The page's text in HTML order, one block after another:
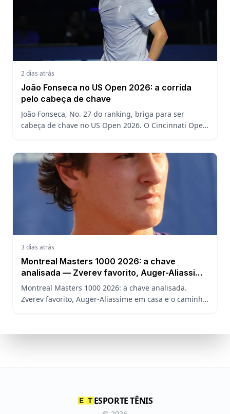
2 dias atrás
João Fonseca no US Open 2026: a corrida
pelo cabeça de chave
João Fonseca, No. 27 do ranking, briga para ser
cabeça de chave no US Open 2026. O Cincinnati Open
3 dias atrás
Montreal Masters 1000 2026: a chave
analisada — Zverev favorito, Auger-Aliassime
em casa e o caminho de João Fonseca
Montreal Masters 1000 2026: a chave analisada.
Zverev favorito, Auger-Aliassime em casa e o caminho
ESPORTE TÊNIS